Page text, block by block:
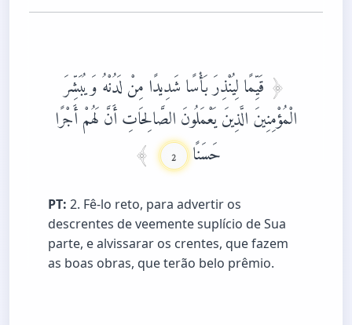
قَيِّمًا لِيُنْذِرَ بَأْسًا شَدِيدًا مِنْ لَدُنْهُ وَيُبَشِّرَ
الْمُؤْمِنِينَ الَّذِينَ يَعْمَلُونَ الصَّالِحَاتِ أَنَّ لَهُمْ أَجْرًا
حَسَنًا 2
PT: 2. Fê-lo reto, para advertir os
descrentes de veemente suplício de Sua
parte, e alvissarar os crentes, que fazem
as boas obras, que terão belo prêmio.